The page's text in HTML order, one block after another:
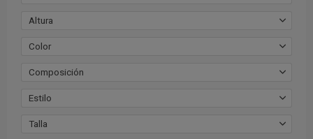
Altura
Color
Composición
Estilo
Talla